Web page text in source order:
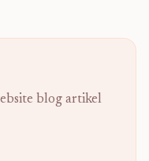
blog artikel